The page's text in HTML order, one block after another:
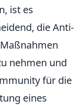
ist es
die Anti-
nehmen und
für die
eines